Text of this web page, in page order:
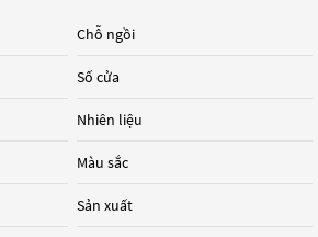
Chỗ ngồi
Số cửa
Nhiên liệu
Màu sắc
Sản xuất